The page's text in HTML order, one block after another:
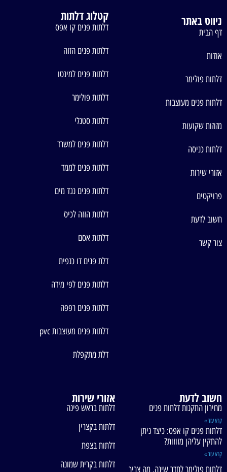
ניווט באתר
דף הבית
אודות
דלתות פולימר
דלתות פנים מעוצבות
מזוזות שקועות
דלתות כניסה
אזורי שירות
פרויקטים
חשוב לדעת
צור קשר
קטלוג דלתות
דלתות פנים קו אפס
דלתות פנים הזזה
דלתות פנים למינטו
דלתות פולימר
דלתות סטנלי
דלתות פנים למשרד
דלתות פנים לממד
דלתות פנים נגד מים
דלתות הזזה לכיס
דלתות אסם
דלת פנים דו כנפית
דלתות פנים לפי מידה
דלתות פנים רפפה
דלתות פנים מעוצבות pvc
דלת מתקפלת
חשוב לדעת
מחירון התקנות דלתות פנים
קרא עוד »
דלתות פנים קו אפס: כיצד ניתן
להתקין עליהן מזוזות?
קרא עוד »
דלתות פולימר לחדר שינה, מה צריך
אזורי שירות
דלתות בראש פינה
דלתות בקצרין
דלתות בצפת
דלתות בקרית שמונה